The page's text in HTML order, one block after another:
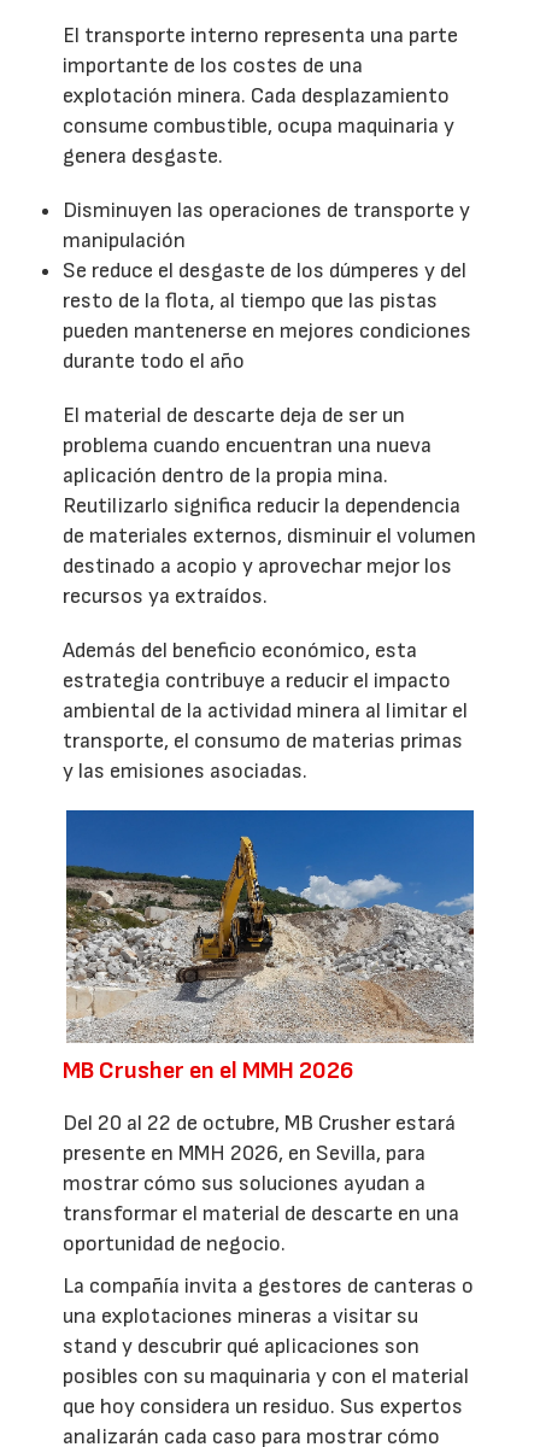
El transporte interno representa una parte
importante de los costes de una
explotación minera. Cada desplazamiento
consume combustible, ocupa maquinaria y
genera desgaste.
Disminuyen las operaciones de transporte y
manipulación
Se reduce el desgaste de los dúmperes y del
resto de la flota, al tiempo que las pistas
pueden mantenerse en mejores condiciones
durante todo el año
El material de descarte deja de ser un
problema cuando encuentran una nueva
aplicación dentro de la propia mina.
Reutilizarlo significa reducir la dependencia
de materiales externos, disminuir el volumen
destinado a acopio y aprovechar mejor los
recursos ya extraídos.
Además del beneficio económico, esta
estrategia contribuye a reducir el impacto
ambiental de la actividad minera al limitar el
transporte, el consumo de materias primas
y las emisiones asociadas.
MB Crusher en el MMH 2026
Del 20 al 22 de octubre, MB Crusher estará
presente en MMH 2026, en Sevilla, para
mostrar cómo sus soluciones ayudan a
transformar el material de descarte en una
oportunidad de negocio.
La compañía invita a gestores de canteras o
una explotaciones mineras a visitar su
stand y descubrir qué aplicaciones son
posibles con su maquinaria y con el material
que hoy considera un residuo. Sus expertos
analizarán cada caso para mostrar cómo